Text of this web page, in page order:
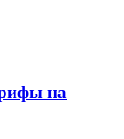
на